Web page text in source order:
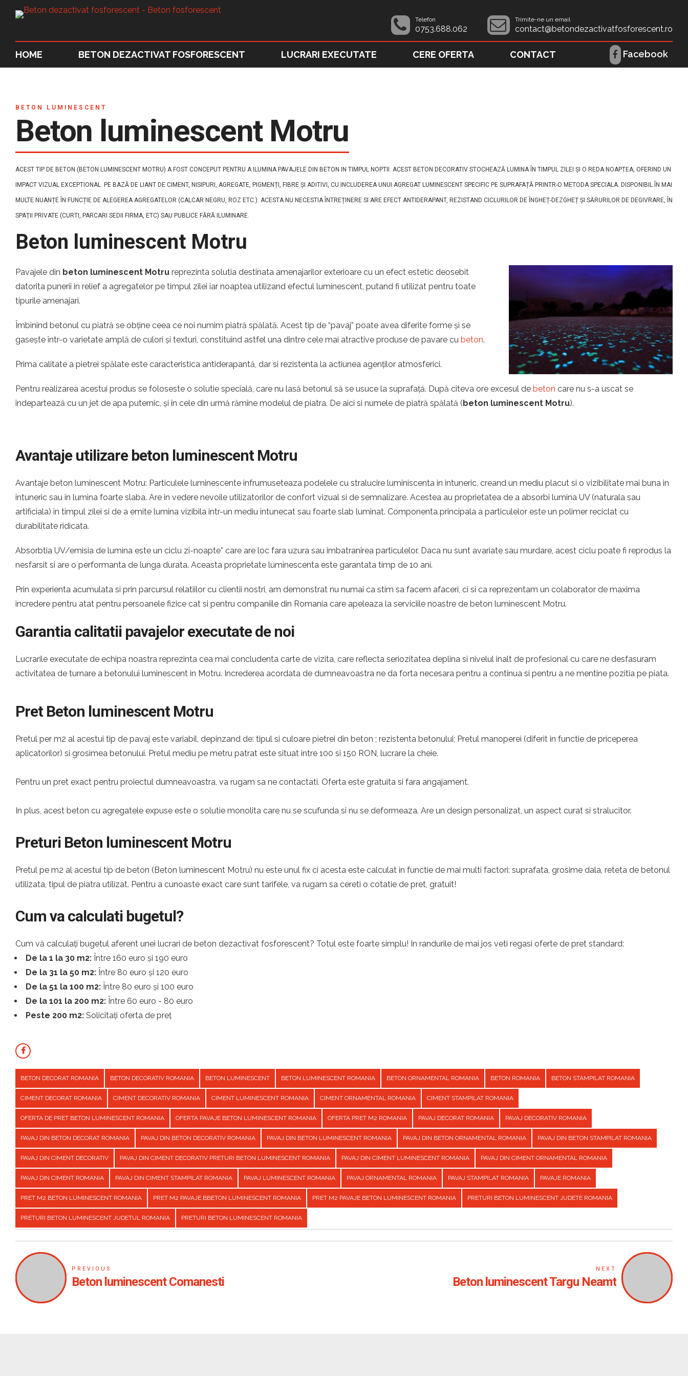
Telefon
0753.688.062
Trimite-ne un email
contact@betondezactivatfosforescent.ro
Facebook
HOME BETON DEZACTIVAT FOSFORESCENT LUCRARI EXECUTATE CERE OFERTA CONTACT
BETON LUMINESCENT
Beton luminescent Motru
ACEST TIP DE BETON (BETON LUMINESCENT MOTRU) A FOST CONCEPUT PENTRU A ILUMINA PAVAJELE DIN BETON IN TIMPUL NOPTII. ACEST BETON DECORATIV STOCHEAZĂ LUMINA ÎN TIMPUL ZILEI ȘI O REDA NOAPTEA, OFERIND UN
IMPACT VIZUAL EXCEPTIONAL. PE BAZĂ DE LIANT DE CIMENT, NISIPURI, AGREGATE, PIGMENȚI, FIBRE ȘI ADITIVI, CU INCLUDEREA UNUI AGREGAT LUMINESCENT SPECIFIC PE SUPRAFAȚĂ PRINTR-O METODA SPECIALA. DISPONIBIL ÎN MAI
MULTE NUANȚE ÎN FUNCȚIE DE ALEGEREA AGREGATELOR (CALCAR NEGRU, ROZ ETC.). ACESTA NU NECESTIA ÎNTREȚINERE SI ARE EFECT ANTIDERAPANT, REZISTAND CICLURILOR DE ÎNGHEȚ-DEZGHEȚ ȘI SĂRURILOR DE DEGIVRARE, ÎN
SPAȚII PRIVATE (CURTI, PARCARI SEDII FIRMA, ETC) SAU PUBLICE FĂRĂ ILUMINARE.
Beton luminescent Motru
Pavajele din beton luminescent Motru reprezinta solutia destinata amenajarilor exterioare cu un efect estetic deosebit
datorita punerii in relief a agregatelor pe timpul zilei iar noaptea utilizand efectul luminescent, putand fi utilizat pentru toate
tipurile amenajari.
Îmbinînd betonul cu piatră se obține ceea ce noi numim piatră spălată. Acest tip de “pavaj” poate avea diferite forme și se
gasește într-o varietate amplă de culori și texturi, constituind astfel una dintre cele mai atractive produse de pavare cu beton.
Prima calitate a pietrei spălate este caracteristica antiderapantă, dar si rezistenta la actiunea agenților atmosferici.
Pentru realizarea acestui produs se foloseste o solutie specială, care nu lasă betonul să se usuce la suprafață. După cîteva ore excesul de beton care nu s-a uscat se
îndepartează cu un jet de apa puternic, și în cele din urmă rămîne modelul de piatra. De aici si numele de piatră spălată (beton luminescent Motru).
Avantaje utilizare beton luminescent Motru
Avantaje beton luminescent Motru: Particulele luminescente infrumuseteaza podelele cu stralucire luminiscenta in intuneric, creand un mediu placut si o vizibilitate mai buna in
intuneric sau in lumina foarte slaba. Are in vedere nevoile utilizatorilor de confort vizual si de semnalizare. Acestea au proprietatea de a absorbi lumina UV (naturala sau
artificiala) in timpul zilei si de a emite lumina vizibila intr-un mediu intunecat sau foarte slab luminat. Componenta principala a particulelor este un polimer reciclat cu
durabilitate ridicata.
Absorbtia UV/emisia de lumina este un ciclu zi-noapte* care are loc fara uzura sau imbatranirea particulelor. Daca nu sunt avariate sau murdare, acest ciclu poate fi reprodus la
nesfarsit si are o performanta de lunga durata. Aceasta proprietate luminescenta este garantata timp de 10 ani.
Prin experienta acumulata si prin parcursul relatiilor cu clientii nostri, am demonstrat nu numai ca stim sa facem afaceri, ci si ca reprezentam un colaborator de maxima
incredere pentru atat pentru persoanele fizice cat si pentru companiile din Romania care apeleaza la serviciile noastre de beton luminescent Motru.
Garantia calitatii pavajelor executate de noi
Lucrarile executate de echipa noastra reprezinta cea mai concludenta carte de vizita, care reflecta seriozitatea deplina si nivelul inalt de profesional cu care ne desfasuram
activitatea de turnare a betonului luminescent in Motru. Increderea acordata de dumneavoastra ne da forta necesara pentru a continua si pentru a ne mentine pozitia pe piata.
Pret Beton luminescent Motru
Pretul per m2 al acestui tip de pavaj este variabil, depinzand de: tipul si culoare pietrei din beton ; rezistenta betonului; Pretul manoperei (diferit in functie de priceperea
aplicatorilor) si grosimea betonului. Pretul mediu pe metru patrat este situat intre 100 si 150 RON, lucrare la cheie.
Pentru un pret exact pentru proiectul dumneavoastra, va rugam sa ne contactati. Oferta este gratuita si fara angajament.
In plus, acest beton cu agregatele expuse este o solutie monolita care nu se scufunda si nu se deformeaza. Are un design personalizat, un aspect curat si stralucitor.
Preturi Beton luminescent Motru
Pretul pe m2 al acestui tip de beton (Beton luminescent Motru) nu este unul fix ci acesta este calculat in functie de mai multi factori: suprafata, grosime dala, reteta de betonul
utilizata, tipul de piatra utilizat. Pentru a cunoaste exact care sunt tarifele, va rugam sa cereti o cotatie de pret, gratuit!
Cum va calculati bugetul?
Cum vă calculați bugetul aferent unei lucrari de beton dezactivat fosforescent? Totul este foarte simplu! In randurile de mai jos veti regasi oferte de pret standard:
De la 1 la 30 m2: Între 160 euro și 190 euro
De la 31 la 50 m2: Între 80 euro și 120 euro
De la 51 la 100 m2: Între 80 euro și 100 euro
De la 101 la 200 m2: Între 60 euro - 80 euro
Peste 200 m2: Solicitați oferta de preț
BETON DECORAT ROMANIA BETON DECORATIV ROMANIA BETON LUMINESCENT BETON LUMINESCENT ROMANIA BETON ORNAMENTAL ROMANIA BETON ROMANIA BETON STAMPILAT ROMANIA
CIMENT DECORAT ROMANIA CIMENT DECORATIV ROMANIA CIMENT LUMINESCENT ROMANIA CIMENT ORNAMENTAL ROMANIA CIMENT STAMPILAT ROMANIA
OFERTA DE PRET BETON LUMINESCENT ROMANIA OFERTA PAVAJE BETON LUMINESCENT ROMANIA OFERTA PRET M2 ROMANIA PAVAJ DECORAT ROMANIA PAVAJ DECORATIV ROMANIA
PAVAJ DIN BETON DECORAT ROMANIA PAVAJ DIN BETON DECORATIV ROMANIA PAVAJ DIN BETON LUMINESCENT ROMANIA PAVAJ DIN BETON ORNAMENTAL ROMANIA PAVAJ DIN BETON STAMPILAT ROMANIA
PAVAJ DIN CIMENT DECORATIV PAVAJ DIN CIMENT DECORATIV PRETURI BETON LUMINESCENT ROMANIA PAVAJ DIN CIMENT LUMINESCENT ROMANIA PAVAJ DIN CIMENT ORNAMENTAL ROMANIA
PAVAJ DIN CIMENT ROMANIA PAVAJ DIN CIMENT STAMPILAT ROMANIA PAVAJ LUMINESCENT ROMANIA PAVAJ ORNAMENTAL ROMANIA PAVAJ STAMPILAT ROMANIA PAVAJE ROMANIA
PRET M2 BETON LUMINESCENT ROMANIA PRET M2 PAVAJE BBETON LUMINESCENT ROMANIA PRET M2 PAVAJE BETON LUMINESCENT ROMANIA PRETURI BETON LUMINESCENT JUDETE ROMANIA
PRETURI BETON LUMINESCENT JUDETUL ROMANIA PRETURI BETON LUMINESCENT ROMANIA
PREVIOUS
Beton luminescent Comanesti
NEXT
Beton luminescent Targu Neamt